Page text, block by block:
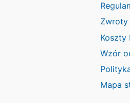
Zwroty
Koszty
Wzór
Mapa